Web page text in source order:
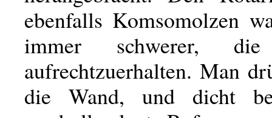
ebenfalls Komsomolzen
immer schwerer, die
aufrechtzuerhalten. Man
die Wand, und dicht